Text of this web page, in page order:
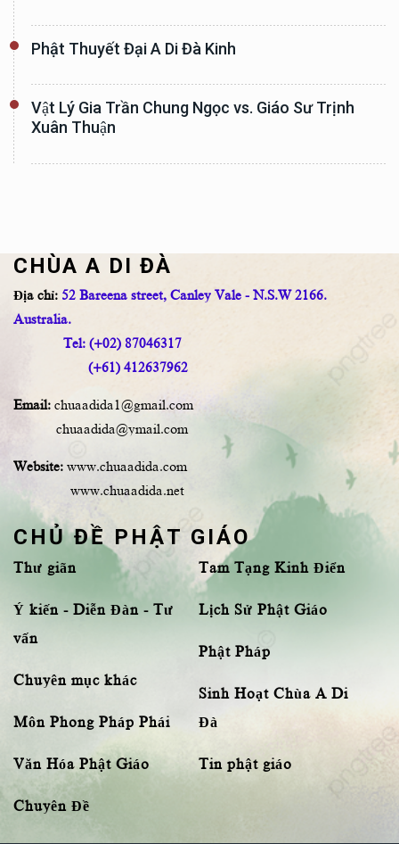
Phật Thuyết Đại A Di Đà Kinh
Vật Lý Gia Trần Chung Ngọc vs. Giáo Sư Trịnh
Xuân Thuận
CHÙA A DI ĐÀ
Địa chỉ: 52 Bareena street, Canley Vale - N.S.W 2166.
Australia.
Tel: (+02) 87046317
(+61) 412637962
Email: chuaadida1@gmail.com
chuaadida@ymail.com
Website: www.chuaadida.com
www.chuaadida.net
CHỦ ĐỀ PHẬT GIÁO
Thư giãn
Ý kiến - Diễn Đàn - Tư
vấn
Chuyên mục khác
Môn Phong Pháp Phái
Văn Hóa Phật Giáo
Chuyên Đề
Tam Tạng Kinh Điển
Lịch Sử Phật Giáo
Phật Pháp
Sinh Hoạt Chùa A Di
Đà
Tin phật giáo